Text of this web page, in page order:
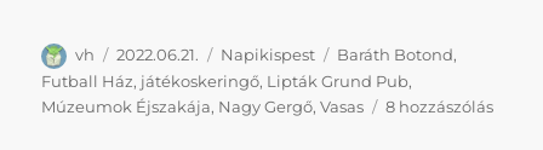
Szerző
vh Közzétéve
2022.06.21. Kategória
Napikispest Címke
Baráth Botond,
Futball Ház, játékoskeringő, Lipták Grund Pub,
Múzeumok Éjszakája, Nagy Gergő,Vasas 8 hozzászólás